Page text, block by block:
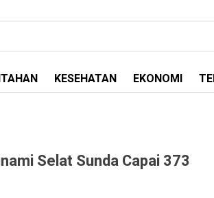
KESEHATAN EKONOMI
Selat Sunda Capai 373